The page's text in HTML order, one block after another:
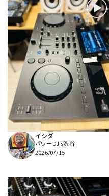
イシダ
パワーDJ's渋谷
2026/07/15